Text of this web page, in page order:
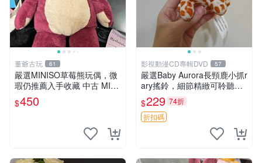
董爺古玩 61
嚴選MINISO草莓熊玩偶，微
瑕仍推薦入手收藏 中古 MINI
SO 草莓熊 玩具 收藏
$450
影視動漫CD專輯DVD 57
嚴選Baby Aurora長頸鹿小抓r
ary搖鈴，細節精緻可聆聽清
脆鈴音 軟萌可愛 定制紀念 金
屬搖鈴 新手媽咪推薦 長頸鹿
抓rary 搖鈴
$229 74折
折扣碼